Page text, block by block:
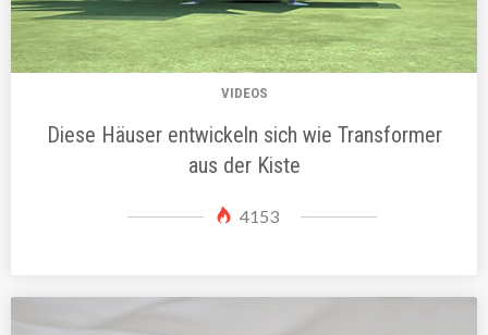
VIDEOS
Diese Häuser entwickeln sich wie Transformer
aus der Kiste
4153